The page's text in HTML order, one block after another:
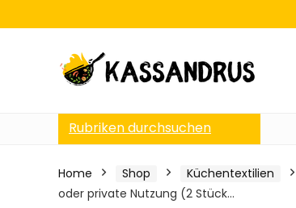
Rubriken durchsuchen
Home Shop Küchentextilien
oder private Nutzung (2 Stück…